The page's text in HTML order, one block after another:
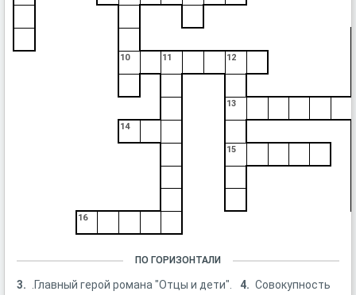
10 11 12
13
14
15
16
ПО ГОРИЗОНТАЛИ
3. .Главный герой романа "Отцы и дети". 4. Совокупность